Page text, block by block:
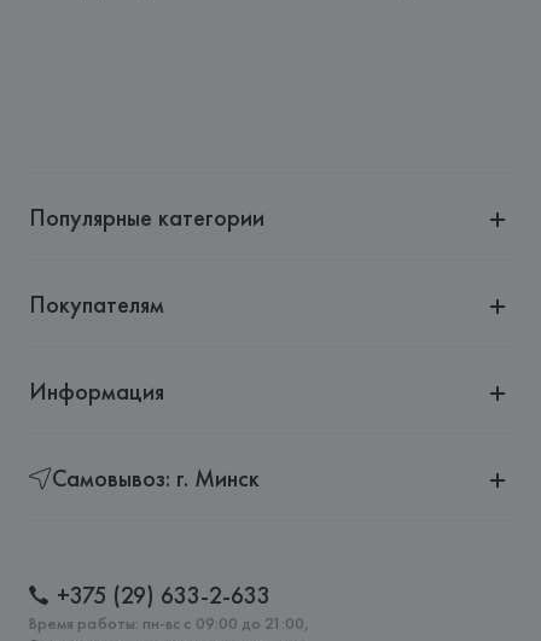
Популярные категории
Покупателям
Информация
Самовывоз: г. Минск
+375 (29) 633-2-633
Время работы: пн-вс с 09:00 до 21:00,